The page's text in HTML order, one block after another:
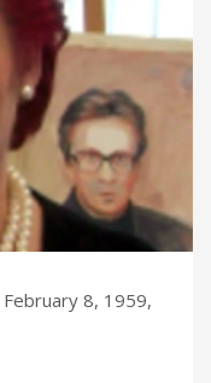
February 8, 1959,